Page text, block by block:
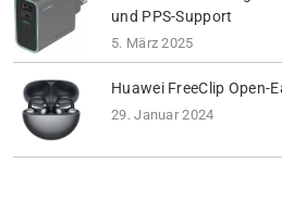
und PPS-Support
5. März 2025
Huawei FreeClip Open-
29. Januar 2024